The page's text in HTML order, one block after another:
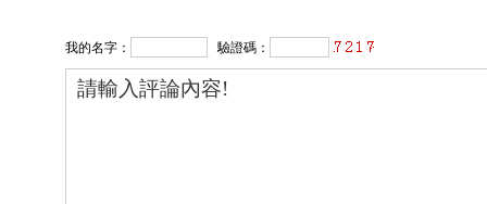
我的名字： 驗證碼：